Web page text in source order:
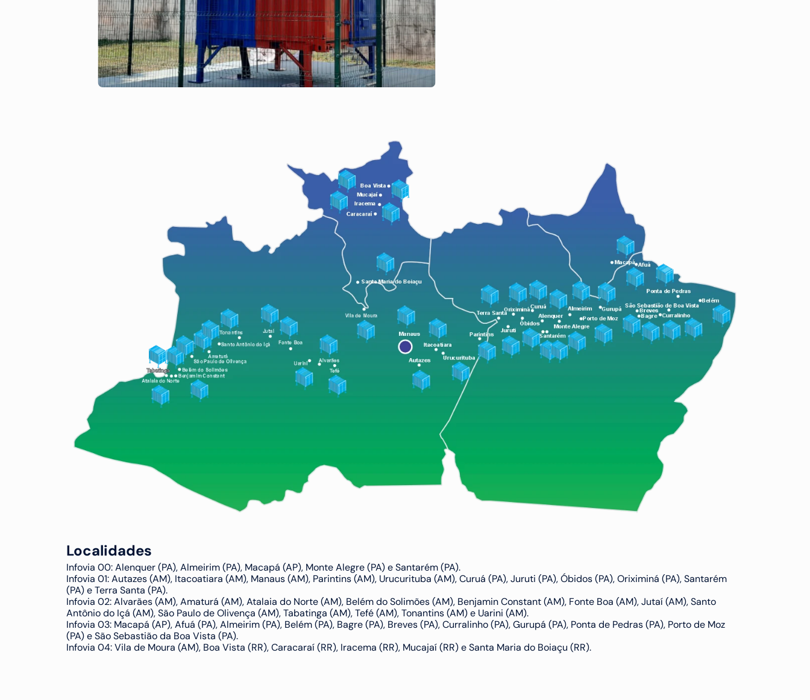
Localidades
Infovia 00: Alenquer (PA), Almeirim (PA), Macapá (AP), Monte Alegre (PA) e Santarém (PA).
Infovia 01: Autazes (AM), Itacoatiara (AM), Manaus (AM), Parintins (AM), Urucurituba (AM), Curuá (PA), Juruti (PA), Óbidos (PA), Oriximiná (PA), Santarém
(PA) e Terra Santa (PA).
Infovia 02: Alvarães (AM), Amaturá (AM), Atalaia do Norte (AM), Belém do Solimões (AM), Benjamin Constant (AM), Fonte Boa (AM), Jutaí (AM), Santo
Antônio do Içá (AM), São Paulo de Olivença (AM), Tabatinga (AM), Tefé (AM), Tonantins (AM) e Uarini (AM).
Infovia 03: Macapá (AP), Afuá (PA), Almeirim (PA), Belém (PA), Bagre (PA), Breves (PA), Curralinho (PA), Gurupá (PA), Ponta de Pedras (PA), Porto de Moz
(PA) e São Sebastião da Boa Vista (PA).
Infovia 04: Vila de Moura (AM), Boa Vista (RR), Caracaraí (RR), Iracema (RR), Mucajaí (RR) e Santa Maria do Boiaçu (RR).